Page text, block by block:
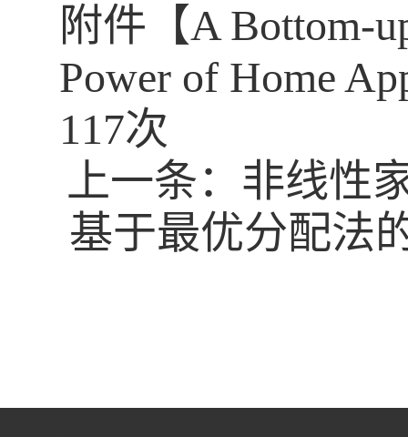
附件【A Bottom-
Power of Home
117次
上一条： 非线性
基于最优分配法